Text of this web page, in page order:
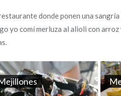
donde ponen una
yo comí merluza al alioli con